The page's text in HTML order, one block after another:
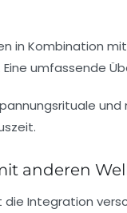
in Kombination
Eine umfassende
anderen
Integration